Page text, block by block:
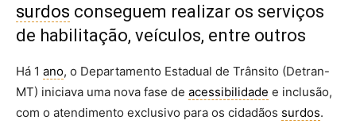
surdos conseguem realizar os serviços
de habilitação, veículos, entre outros
Há 1 ano, o Departamento Estadual de Trânsito (Detran-
MT) iniciava uma nova fase de acessibilidade e inclusão,
com o atendimento exclusivo para os cidadãos surdos.